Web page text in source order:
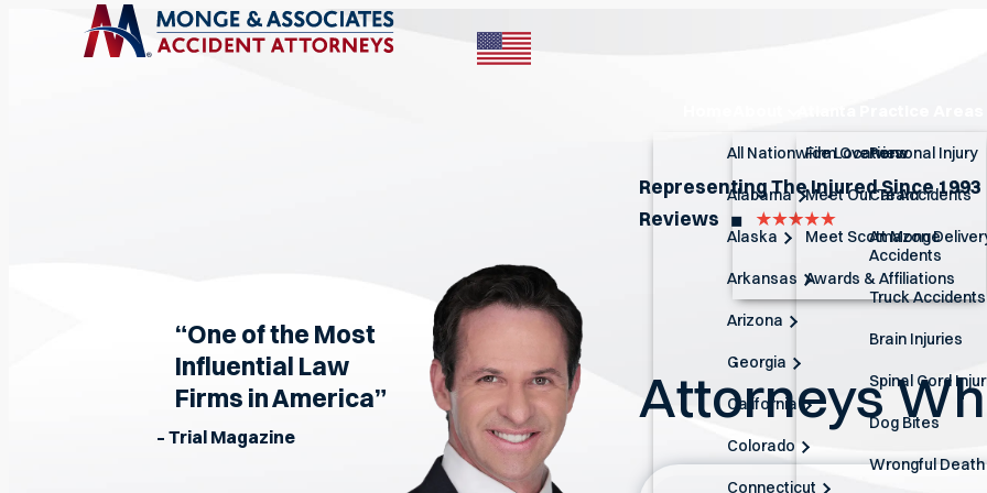
Firm Overview
Meet Our Team
Meet Scott Monge
Awards & Affiliations
Personal Injury
Car Accidents
Amazon
Accidents
Truck Accidents
Brain Injuries
Spinal Cord
Dog Bites
Wrongful Death
All Nationwide Locations
Alabama
Alaska
Arkansas
Arizona
Georgia
California
Colorado
Connecticut
Representing The Injured Since 1993
Reviews
◼︎
Attorneys
“One of the Most
Influential Law
Firms in America”
– Trial Magazine